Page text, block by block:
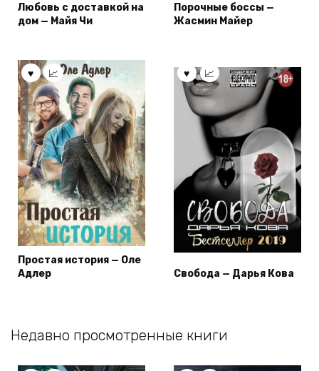
Любовь с доставкой на
дом — Майя Чи
Порочные боссы —
Жасмин Майер
Простая история — Оле
Адлер
Свобода — Дарья Кова
Недавно просмотренные книги